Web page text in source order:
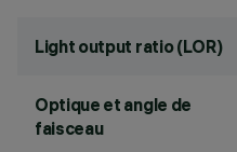
Light output ratio (LOR)
Optique et angle de
faisceau